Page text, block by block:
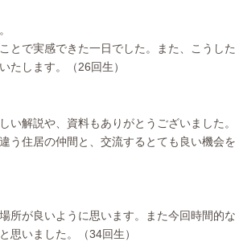
で実感できた⼀⽇でした。また、こうし
たします。（26回生）
解説や、資料もありがとうございました
住居の仲間と、交流するとても良い機会
が良いように思います。また今回時間的
思いました。（34回生）